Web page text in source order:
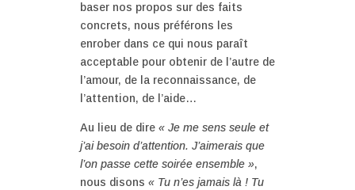
baser nos propos sur des faits
concrets, nous préférons les
enrober dans ce qui nous paraît
acceptable pour obtenir de l’autre de
l’amour, de la reconnaissance, de
l’attention, de l’aide…
Au lieu de dire « Je me sens seule et
j’ai besoin d’attention. J’aimerais que
l’on passe cette soirée ensemble »,
nous disons « Tu n’es jamais là ! Tu